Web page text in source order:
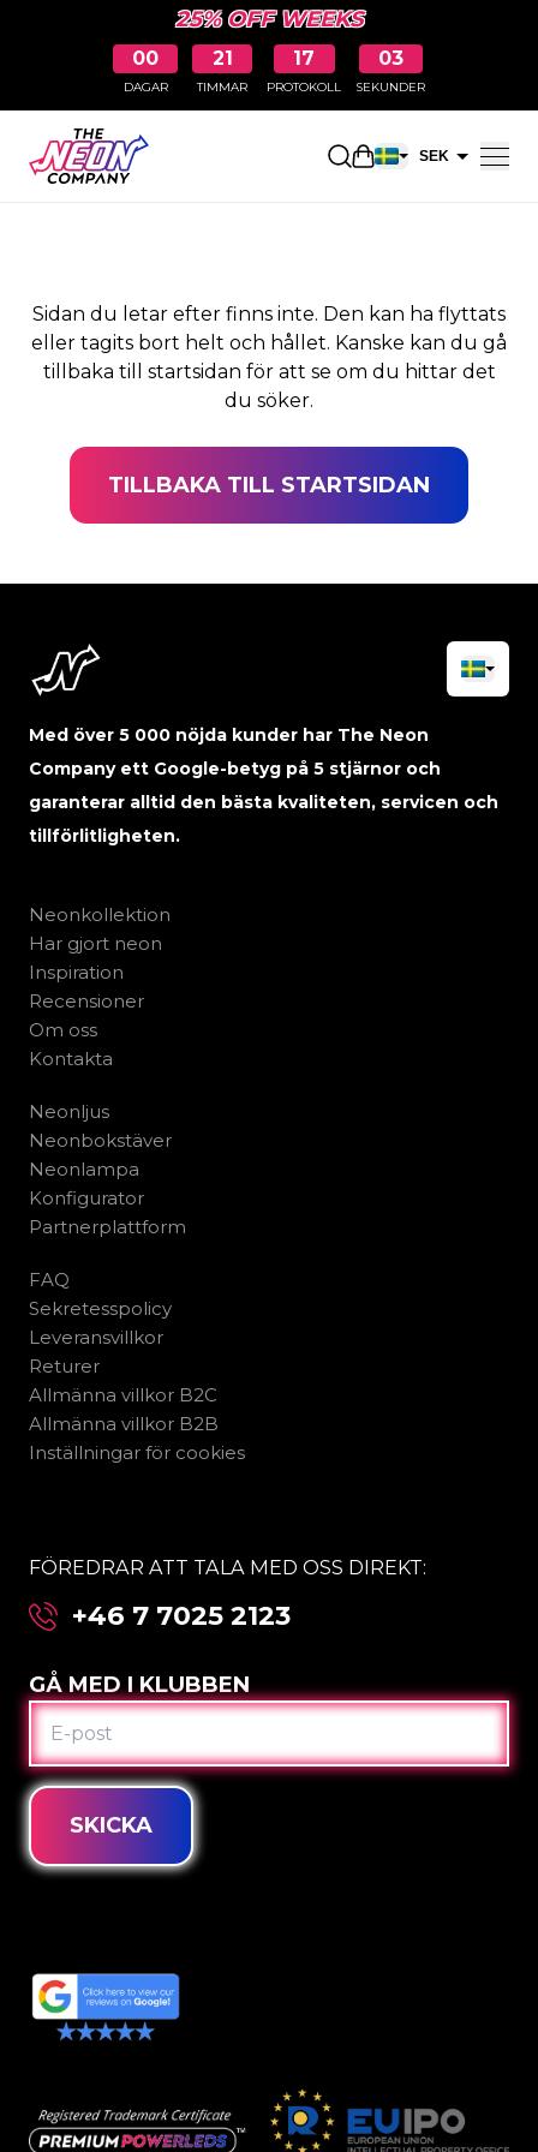
25% OFF WEEKS
00
DAGAR
21
TIMMAR
17
PROTOKOLL
02
SEKUNDER
ÖppnaSEK
SIDAN HITTADES INTE
Sidan du letar efter finns inte. Den kan ha flyttats
eller tagits bort helt och hållet. Kanske kan du gå
tillbaka till startsidan för att se om du hittar det
du söker.
TILLBAKA TILL STARTSIDAN
Med över 5 000 nöjda kunder har The Neon
Company ett Google-betyg på 5 stjärnor och
garanterar alltid den bästa kvaliteten, servicen och
tillförlitligheten.
Neonkollektion
Har gjort neon
Inspiration
Recensioner
Om oss
Kontakta
Neonljus
Neonbokstäver
Neonlampa
Konfigurator
Partnerplattform
FAQ
Sekretesspolicy
Leveransvillkor
Returer
Allmänna villkor B2C
Allmänna villkor B2B
Inställningar för cookies
FÖREDRAR ATT TALA MED OSS DIREKT:
+46 7 7025 2123
GÅ MED I KLUBBEN
E-
POST
SKICKA